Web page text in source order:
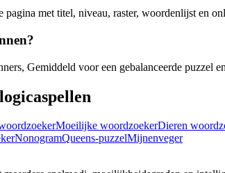
met titel, niveau, raster, woordenlijst en
Gemiddeld voor een gebalanceerde puzzel
Moeilijke woordzoekerDieren
NonogramQueens-puzzelMijnenveger